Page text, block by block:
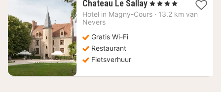
Chateau Le Sallay 1
nacht
, 4 Sterren
Hotel in Magny-Cours · 13.2 km van
Nevers
Gratis Wi-Fi
Restaurant
Fietsverhuur